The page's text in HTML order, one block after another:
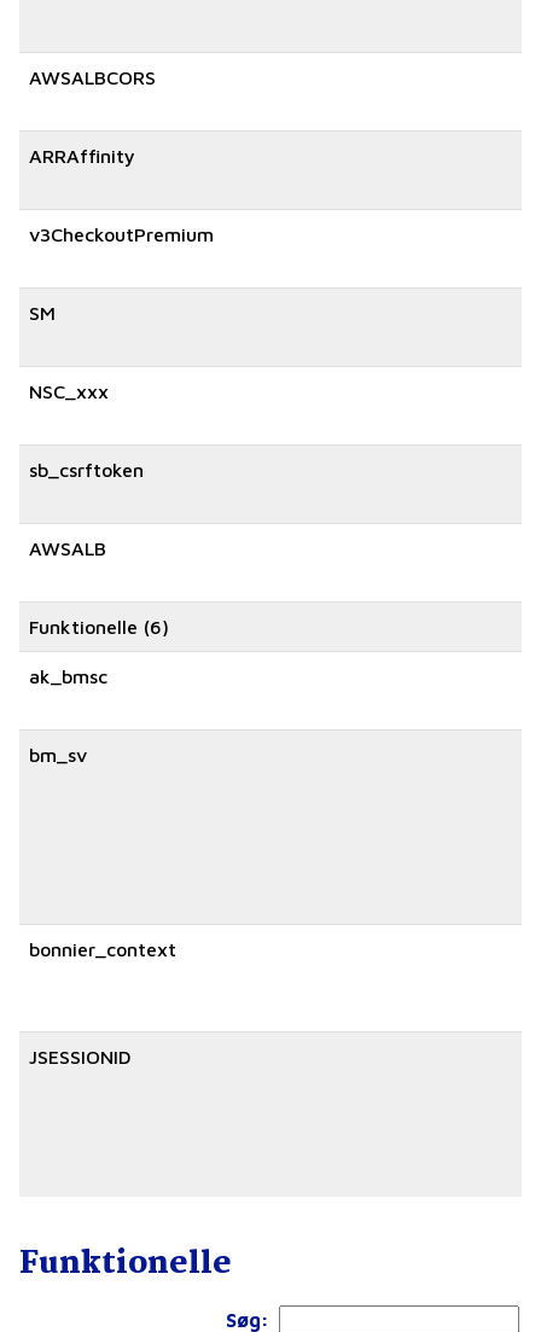
AWSALBCORS
ARRAffinity
v3CheckoutPremium
SM
NSC_xxx
sb_csrftoken
AWSALB
Funktionelle (6)
ak_bmsc
bm_sv
bonnier_context
JSESSIONID
Funktionelle
Søg: